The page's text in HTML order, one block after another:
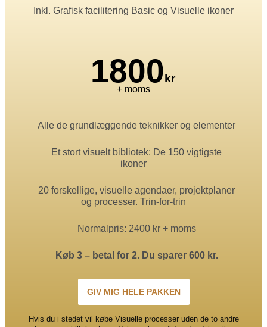
Inkl. Grafisk facilitering Basic og Visuelle ikoner
1800 kr
+ moms
Alle de grundlæggende teknikker og elementer
Et stort visuelt bibliotek: De 150 vigtigste
ikoner
20 forskellige, visuelle agendaer, projektplaner
og processer. Trin-for-trin
Normalpris: 2400 kr + moms
Køb 3 – betal for 2. Du sparer 600 kr.
GIV MIG HELE PAKKEN
Hvis du i stedet vil købe Visuelle processer uden de to andre